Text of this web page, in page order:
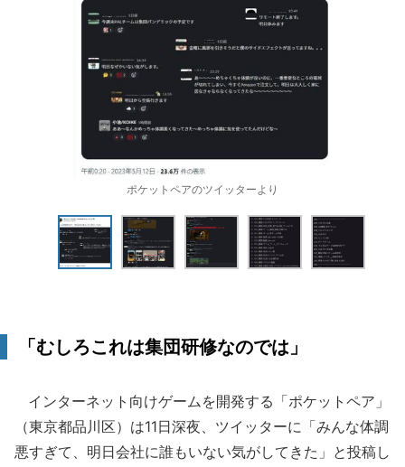
ポケットペアのツイッターより
「むしろこれは集団研修なのでは」
インターネット向けゲームを開発する「ポケットペア」
（東京都品川区）は11日深夜、ツイッターに「みんな体調
悪すぎて、明日会社に誰もいない気がしてきた」と投稿し